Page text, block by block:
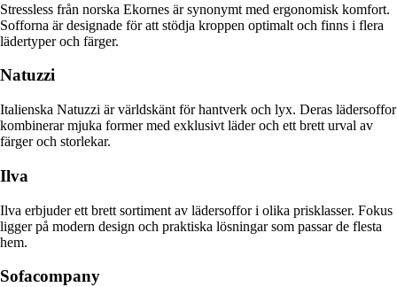
Stressless från norska Ekornes är synonymt med ergonomisk komfort.
Sofforna är designade för att stödja kroppen optimalt och finns i flera
lädertyper och färger.
Natuzzi
Italienska Natuzzi är världskänt för hantverk och lyx. Deras lädersoffor
kombinerar mjuka former med exklusivt läder och ett brett urval av
färger och storlekar.
Ilva
Ilva erbjuder ett brett sortiment av lädersoffor i olika prisklasser. Fokus
ligger på modern design och praktiska lösningar som passar de flesta
hem.
Sofacompany